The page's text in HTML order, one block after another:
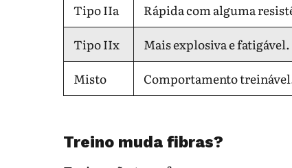
Tipo IIa
Rápida com alguma
Tipo IIx
Mais explosiva e fatigável.
Misto
Comportamento
Treino muda fibras?